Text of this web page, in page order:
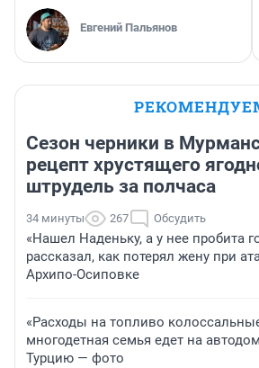
Евгений Пальянов
Сезон черники в
рецепт хрустящего
штрудель за полчаса
34 минуты 267 Обсудить
«Нашел Наденьку, а у нее пробита
рассказал, как потерял жену при
Архипо-Осиповке
«Расходы на топливо
многодетная семья едет на
Турцию — фото